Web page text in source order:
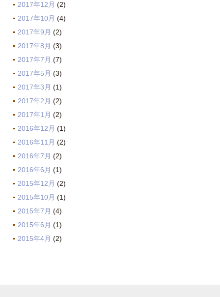
2017年12月 (2)
2017年10月 (4)
2017年9月 (2)
2017年8月 (3)
2017年7月 (7)
2017年5月 (3)
2017年3月 (1)
2017年2月 (2)
2017年1月 (2)
2016年12月 (1)
2016年11月 (2)
2016年7月 (2)
2016年6月 (1)
2015年12月 (2)
2015年10月 (1)
2015年7月 (4)
2015年6月 (1)
2015年4月 (2)